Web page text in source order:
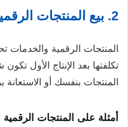
2. بيع المنتجات الرقمية والخدمات
المنتجات الرقمية والخدمات
تكلفتها بعد الإنتاج الأول
المنتجات بنفسك أو الاستعانة
أمثلة على المنتجات الرقمية